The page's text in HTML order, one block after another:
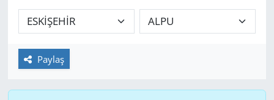
Paylaş
GÜNDEM
HABERDE İNSAN